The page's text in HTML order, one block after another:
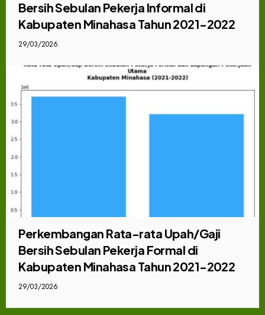
Bersih Sebulan Pekerja Informal di
Kabupaten Minahasa Tahun 2021-2022
29/03/2026
Perkembangan Rata-rata Upah/Gaji
Bersih Sebulan Pekerja Formal di
Kabupaten Minahasa Tahun 2021-2022
29/03/2026